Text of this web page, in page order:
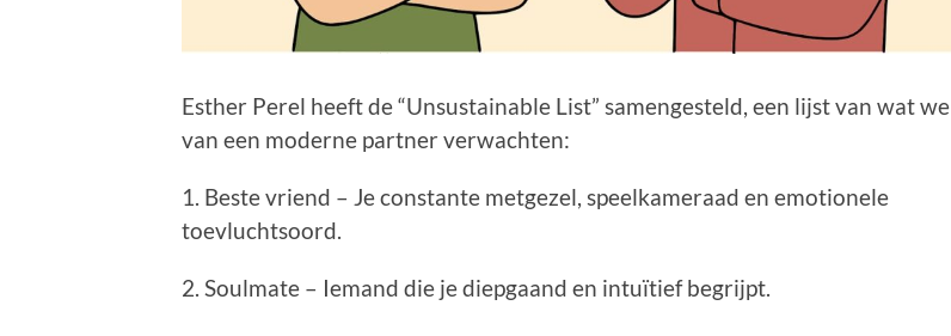
Esther Perel heeft de “Unsustainable List” samengesteld, een lijst van wat we
van een moderne partner verwachten:
1. Beste vriend – Je constante metgezel, speelkameraad en emotionele
toevluchtsoord.
2. Soulmate – Iemand die je diepgaand en intuïtief begrijpt.